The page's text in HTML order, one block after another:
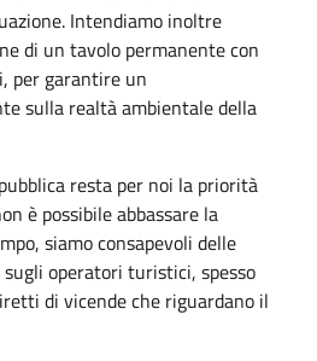
Intendiamo inoltre
di un tavolo permanente con
per garantire un
sulla realtà ambientale della
resta per noi la priorità
è possibile abbassare la
siamo consapevoli delle
operatori turistici, spesso
di vicende che riguardano il